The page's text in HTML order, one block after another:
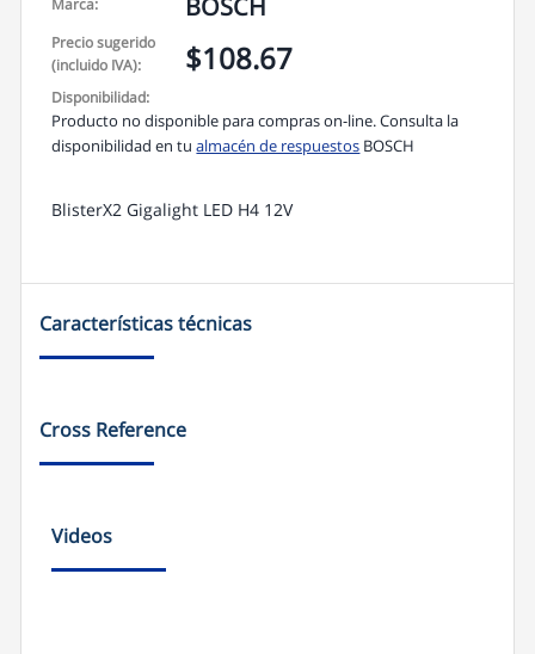
Precio sugerido
(incluido IVA):
$108.67
Disponibilidad:
Producto no disponible para compras on-line. Consulta la
disponibilidad en tualmacén de respuestos BOSCH
BlisterX2 Gigalight LED H4 12V
Características técnicas
Cross Reference
Videos